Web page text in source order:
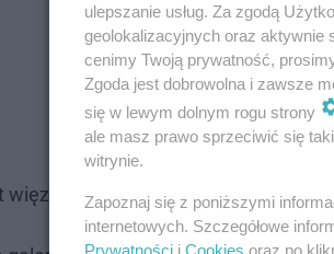
więzienia.
ulepszanie usług. Za zgodą
geolokalizacyjnych oraz aktywnie
cenimy Twoją prywatność,
Zgoda jest dobrowolna i zawsze
się w lewym dolnym rogu strony
ale masz prawo sprzeciwić się
witrynie.
Zapoznaj się z poniższymi
internetowych. Szczegółowe
Prywatności i Cookies oraz po